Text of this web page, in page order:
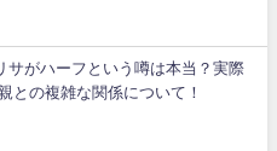
サがハーフという噂は本当？実際
との複雑な関係について！